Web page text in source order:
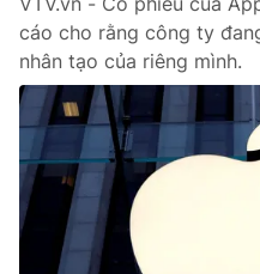
Ðiện thoại Thời báo VTV:
Email:toasoan@vtv.vn
Liên hệ quảng cáo:024-
cáo cho rằng công ty
nhân tạo của riêng mình.